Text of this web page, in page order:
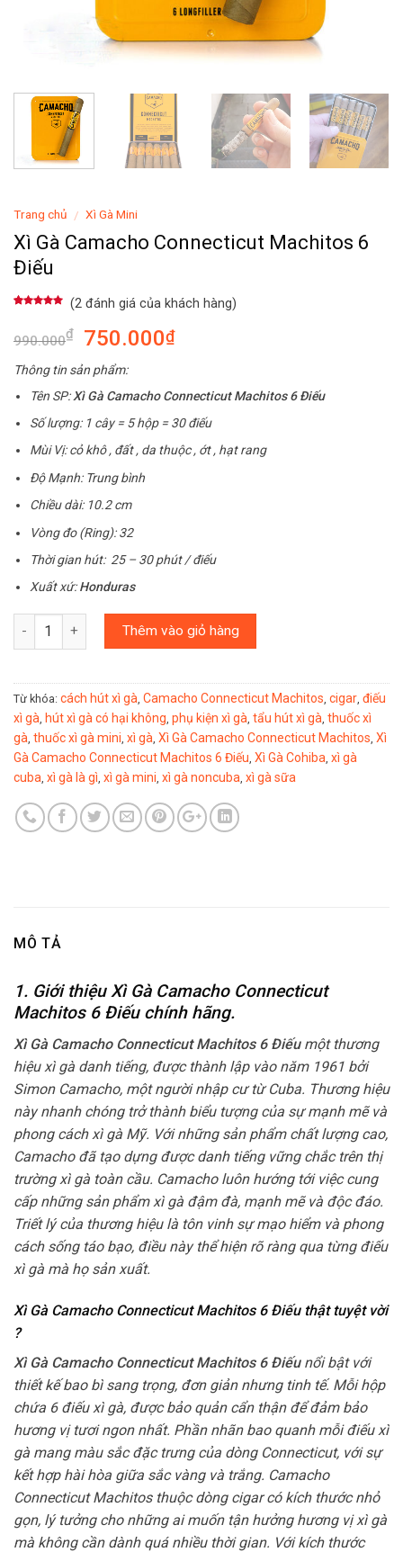
Trang chủ / Xì Gà Mini
Xì Gà Camacho Connecticut Machitos 6
Điếu
đánh giá
(2 đánh giá của khách hàng)
990.000₫ 750.000₫
Thông tin sản phẩm:
Tên SP:Xì Gà Camacho Connecticut Machitos 6 Điếu
Số lượng: 1 cây = 5 hộp = 30 điếu
Mùi Vị: cỏ khô , đất , da thuộc , ớt , hạt rang
Độ Mạnh: Trung bình
Chiều dài: 10.2 cm
Vòng đo (Ring): 32
Thời gian hút: 25 – 30 phút / điếu
Xuất xứ:Honduras
Số lượng Thêm vào giỏ hàng
Từ khóa: cách hút xì gà Camacho Connecticut Machitos cigar điếu
xì gà hút xì gà có hại không phụ kiện xì gà tẩu hút xì gà thuốc xì
gà thuốc xì gà mini xì gà Xì Gà Camacho Connecticut Machitos Xì
Gà Camacho Connecticut Machitos 6 Điếu Xì Gà Cohiba xì gà
cuba xì gà là gì xì gà mini xì gà noncuba xì gà sữa
MÔ TẢ
1. Giới thiệu Xì Gà Camacho Connecticut
Machitos 6 Điếu chính hãng.
Xì Gà Camacho Connecticut Machitos 6 Điếu một thương
hiệu xì gà danh tiếng, được thành lập vào năm 1961 bởi
Simon Camacho, một người nhập cư từ Cuba. Thương hiệu
này nhanh chóng trở thành biểu tượng của sự mạnh mẽ và
phong cách xì gà Mỹ. Với những sản phẩm chất lượng cao,
Camacho đã tạo dựng được danh tiếng vững chắc trên thị
trường xì gà toàn cầu. Camacho luôn hướng tới việc cung
cấp những sản phẩm xì gà đậm đà, mạnh mẽ và độc đáo.
Triết lý của thương hiệu là tôn vinh sự mạo hiểm và phong
cách sống táo bạo, điều này thể hiện rõ ràng qua từng điếu
xì gà mà họ sản xuất.
Xì Gà Camacho Connecticut Machitos 6 Điếu thật tuyệt vời
?
Xì Gà Camacho Connecticut Machitos 6 Điếu nổi bật với
thiết kế bao bì sang trọng, đơn giản nhưng tinh tế. Mỗi hộp
chứa 6 điếu xì gà, được bảo quản cẩn thận để đảm bảo
hương vị tươi ngon nhất. Phần nhãn bao quanh mỗi điếu xì
gà mang màu sắc đặc trưng của dòng Connecticut, với sự
kết hợp hài hòa giữa sắc vàng và trắng. Camacho
Connecticut Machitos thuộc dòng cigar có kích thước nhỏ
gọn, lý tưởng cho những ai muốn tận hưởng hương vị xì gà
mà không cần dành quá nhiều thời gian. Với kích thước